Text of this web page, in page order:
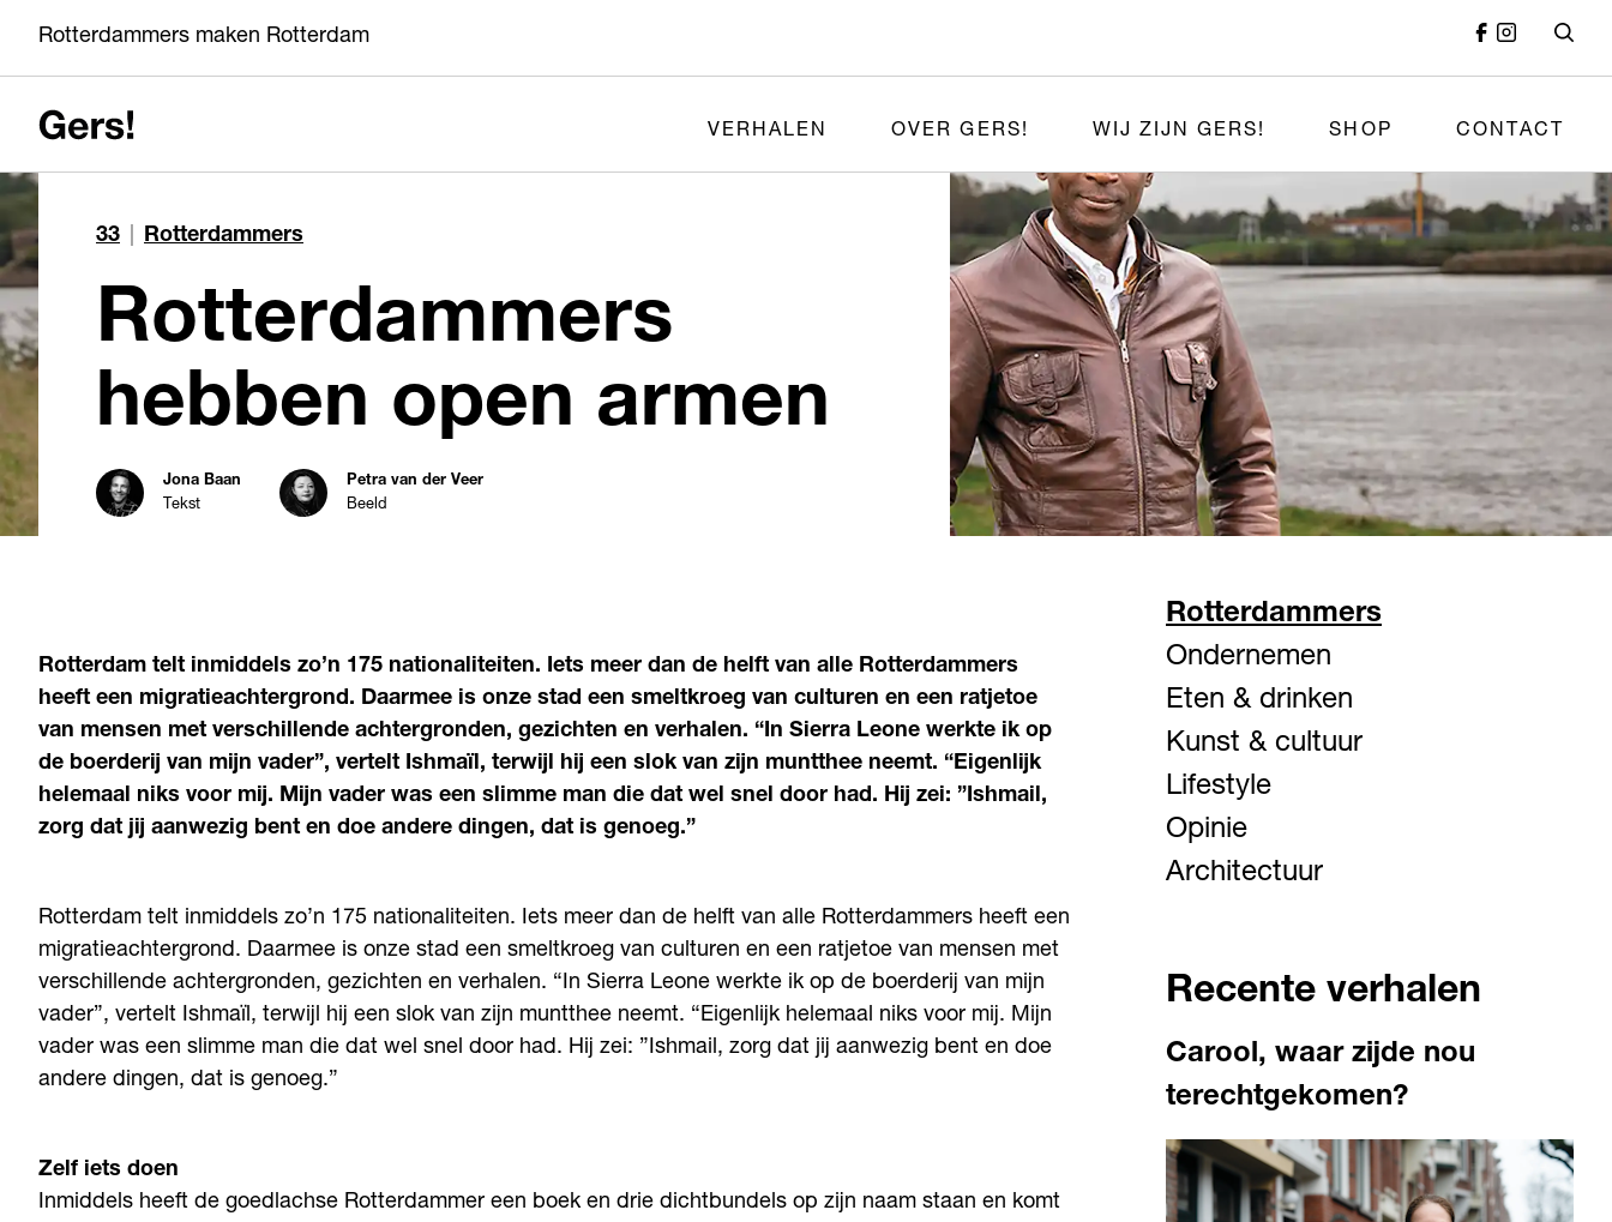
Rotterdammers maken Rotterdam
VERHALEN OVER GERS! WIJ ZIJN GERS! SHOP CONTACT
33 Rotterdammers
Rotterdammers
hebben open armen
Jona Baan
Tekst
Petra van der Veer
Beeld
Rotterdam telt inmiddels zo’n 175 nationaliteiten. Iets meer dan de helft van alle Rotterdammers
heeft een migratieachtergrond. Daarmee is onze stad een smeltkroeg van culturen en een ratjetoe
van mensen met verschillende achtergronden, gezichten en verhalen. “In Sierra Leone werkte ik op
de boerderij van mijn vader”, vertelt Ishmaïl, terwijl hij een slok van zijn muntthee neemt. “Eigenlijk
helemaal niks voor mij. Mijn vader was een slimme man die dat wel snel door had. Hij zei: ”Ishmail,
zorg dat jij aanwezig bent en doe andere dingen, dat is genoeg.”
Rotterdam telt inmiddels zo’n 175 nationaliteiten. Iets meer dan de helft van alle Rotterdammers heeft een
migratieachtergrond. Daarmee is onze stad een smeltkroeg van culturen en een ratjetoe van mensen met
verschillende achtergronden, gezichten en verhalen. “In Sierra Leone werkte ik op de boerderij van mijn
vader”, vertelt Ishmaïl, terwijl hij een slok van zijn muntthee neemt. “Eigenlijk helemaal niks voor mij. Mijn
vader was een slimme man die dat wel snel door had. Hij zei: ”Ishmail, zorg dat jij aanwezig bent en doe
andere dingen, dat is genoeg.”
Zelf iets doen
Inmiddels heeft de goedlachse Rotterdammer een boek en drie dichtbundels op zijn naam staan en komt
Rotterdammers
Ondernemen
Eten & drinken
Kunst & cultuur
Lifestyle
Opinie
Architectuur
Recente verhalen
Carool, waar zijde nou
terechtgekomen?